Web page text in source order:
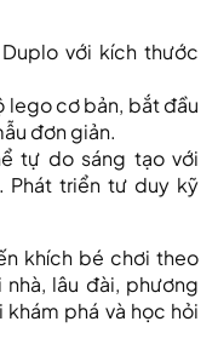
với kích thước
lego cơ bản, bắt đầu
đơn giản.
tự do sáng tạo với
Phát triển tư duy kỹ
khích bé chơi theo
lâu đài, phương
phá và học hỏi